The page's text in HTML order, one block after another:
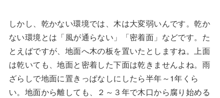
しかし、乾かない環境では、木は大変弱いんです。乾か
ない環境とは「風が通らない」「密着面」などです。た
とえばですが、地面へ木の板を置いたとしますね。上面
は乾いても、地面と密着した下面は乾きませんよね。雨
ざらしで地面に置きっぱなしにしたら半年～1年くら
い。地面から離しても、２～３年で木口から腐り始める